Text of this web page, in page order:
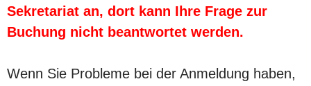
Sekretariat an, dort kann Ihre Frage zur
Buchung nicht beantwortet werden.
Wenn Sie Probleme bei der Anmeldung haben,